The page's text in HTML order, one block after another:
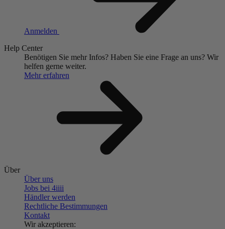
Anmelden
Help Center
Benötigen Sie mehr Infos? Haben Sie eine Frage an uns? Wir
helfen gerne weiter.
Mehr erfahren
Über
Über uns
Jobs bei 4iiii
Händler werden
Rechtliche Bestimmungen
Kontakt
Wir akzeptieren: